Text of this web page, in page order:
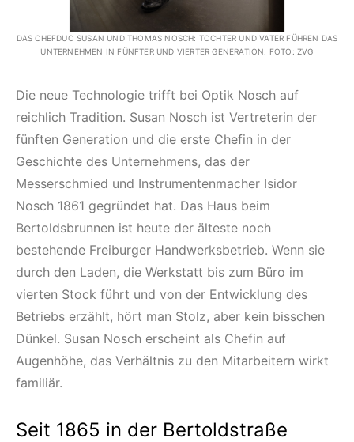
DAS CHEFDUO SUSAN UND THOMAS NOSCH: TOCHTER UND VATER FÜHREN DAS
UNTERNEHMEN IN FÜNFTER UND VIERTER GENERATION. FOTO: ZVG
Die neue Technologie trifft bei Optik Nosch auf
reichlich Tradition. Susan Nosch ist Vertreterin der
fünften Generation und die erste Chefin in der
Geschichte des Unternehmens, das der
Messerschmied und Instrumentenmacher Isidor
Nosch 1861 gegründet hat. Das Haus beim
Bertoldsbrunnen ist heute der älteste noch
bestehende Freiburger Handwerksbetrieb. Wenn sie
durch den Laden, die Werkstatt bis zum Büro im
vierten Stock führt und von der Entwicklung des
Betriebs erzählt, hört man Stolz, aber kein bisschen
Dünkel. Susan Nosch erscheint als Chefin auf
Augenhöhe, das Verhältnis zu den Mitarbeitern wirkt
familiär.
Seit 1865 in der Bertoldstraße